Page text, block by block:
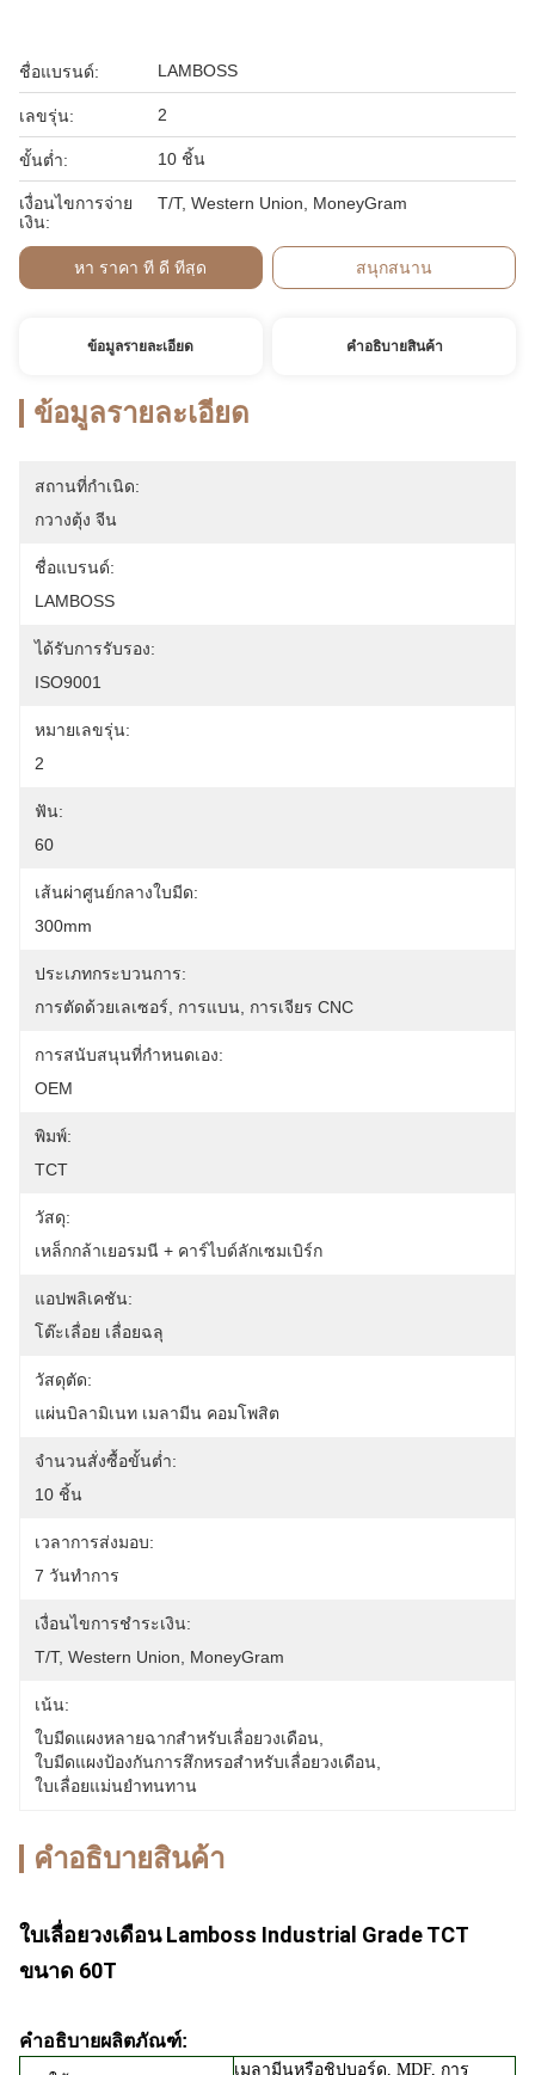
ชื่อแบรนด์: LAMBOSS
เลขรุ่น: 2
ขั้นต่ำ: 10 ชิ้น
เงื่อนไขการจ่าย
เงิน:
T/T, Western Union, MoneyGram
หา ราคา ที่ ดี ที่สุด สนุกสนาน
ข้อมูลรายละเอียด คําอธิบายสินค้า
ข้อมูลรายละเอียด
สถานที่กำเนิด:
กวางตุ้ง จีน
ชื่อแบรนด์:
LAMBOSS
ได้รับการรับรอง:
ISO9001
หมายเลขรุ่น:
2
ฟัน:
60
เส้นผ่าศูนย์กลางใบมีด:
300mm
ประเภทกระบวนการ:
การตัดด้วยเลเซอร์, การแบน, การเจียร CNC
การสนับสนุนที่กำหนดเอง:
OEM
พิมพ์:
TCT
วัสดุ:
เหล็กกล้าเยอรมนี + คาร์ไบด์ลักเซมเบิร์ก
แอปพลิเคชัน:
โต๊ะเลื่อย เลื่อยฉลุ
วัสดุตัด:
แผ่นบิลามิเนท เมลามีน คอมโพสิต
จำนวนสั่งซื้อขั้นต่ำ:
10 ชิ้น
เวลาการส่งมอบ:
7 วันทำการ
เงื่อนไขการชำระเงิน:
T/T, Western Union, MoneyGram
เน้น:
ใบมีดแผงหลายฉากสำหรับเลื่อยวงเดือน
ใบมีดแผงป้องกันการสึกหรอสำหรับเลื่อยวงเดือน
ใบเลื่อยแม่นยำทนทาน
คําอธิบายสินค้า
ใบเลื่อยวงเดือน Lamboss Industrial Grade TCT
ขนาด 60T
คำอธิบายผลิตภัณฑ์:
เมลามีนหรือชิปบอร์ด, MDF, การ